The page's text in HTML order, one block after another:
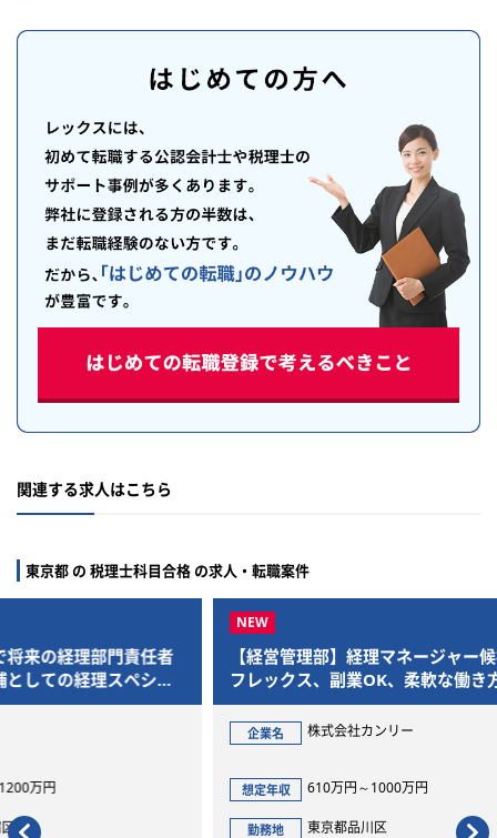
関連する求人はこちら
東京都 の 税理士科目合格 の求人・転職案件
者
ャ
【経営管理部】経理マネージャー候補/フル
フレックス、副業OK、柔軟な働き方ができ
る企業です
株式会社カンリー
610万円～1000万円
【経
OK
勤